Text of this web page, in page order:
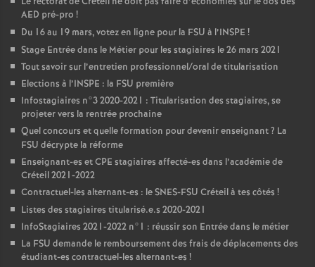
AED pré-pro !
Du 16 au 19 mars, votez en ligne pour la FSU à l’INSPE !
Stage Entrée dans le Métier pour les stagiaires le 26 mars 2021
Tout savoir sur l’entretien professionnel/oral de titularisation
Elections à l’INSPE : la FSU première
Infostagiaires n°3 2020-2021 : Titularisation des stagiaires, se
projeter vers la rentrée prochaine
Quel concours et quelle formation pour devenir enseignant? La
FSU décrypte la réforme
Enseignant-es etCPE stagiaires affecté-es dans l’académie de
Créteil 2021-2022
Contractuel-les alternant-es : leSNES-FSU Créteil à tes côtés !
Listes des stagiaires titularisé.e.s 2020-2021
InfoStagiaires 2021-2022 n°1 : réussir son Entrée dans le métier
La FSU demande le remboursement des frais de déplacements des
étudiant-es contractuel-les alternant-es !